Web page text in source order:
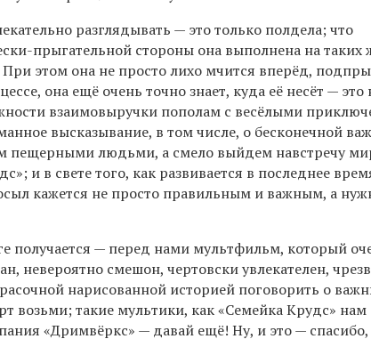
разглядывать — это только полдела; что
прыгательной стороны она выполнена на таких
этом она не просто лихо мчится вперёд,
она ещё очень точно знает, куда её несёт — это
взаимовыручки пополам с весёлыми
высказывание, в том числе, о бесконечной
пещерными людьми, а смело выйдем навстречу
и в свете того, как развивается в последнее
кажется не просто правильным и важным, а
получается — перед нами мультфильм, который
невероятно смешон, чертовски увлекателен,
нарисованной историей поговорить о
возьми; такие мультики, как «Семейка Крудс» нам
«Дримвёркс» — давай ещё! Ну, и это — спасибо,